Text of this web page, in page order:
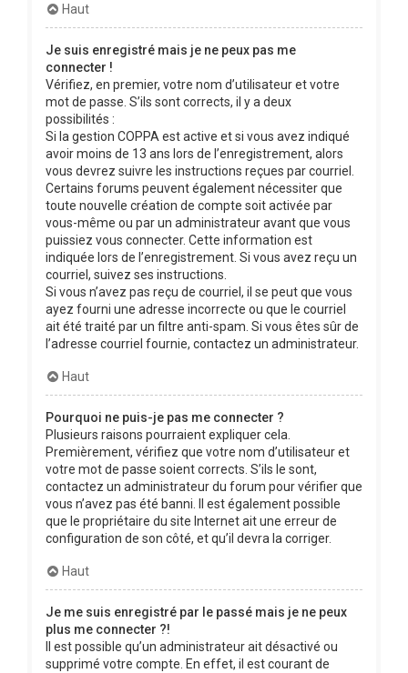
Haut
Je suis enregistré mais je ne peux pas me
connecter !
Vérifiez, en premier, votre nom d’utilisateur et votre
mot de passe. S’ils sont corrects, il y a deux
possibilités :
Si la gestion COPPA est active et si vous avez indiqué
avoir moins de 13 ans lors de l’enregistrement, alors
vous devrez suivre les instructions reçues par courriel.
Certains forums peuvent également nécessiter que
toute nouvelle création de compte soit activée par
vous-même ou par un administrateur avant que vous
puissiez vous connecter. Cette information est
indiquée lors de l’enregistrement. Si vous avez reçu un
courriel, suivez ses instructions.
Si vous n’avez pas reçu de courriel, il se peut que vous
ayez fourni une adresse incorrecte ou que le courriel
ait été traité par un filtre anti-spam. Si vous êtes sûr de
l’adresse courriel fournie, contactez un administrateur.
Haut
Pourquoi ne puis-je pas me connecter ?
Plusieurs raisons pourraient expliquer cela.
Premièrement, vérifiez que votre nom d’utilisateur et
votre mot de passe soient corrects. S’ils le sont,
contactez un administrateur du forum pour vérifier que
vous n’avez pas été banni. Il est également possible
que le propriétaire du site Internet ait une erreur de
configuration de son côté, et qu’il devra la corriger.
Haut
Je me suis enregistré par le passé mais je ne peux
plus me connecter ?!
Il est possible qu’un administrateur ait désactivé ou
supprimé votre compte. En effet, il est courant de